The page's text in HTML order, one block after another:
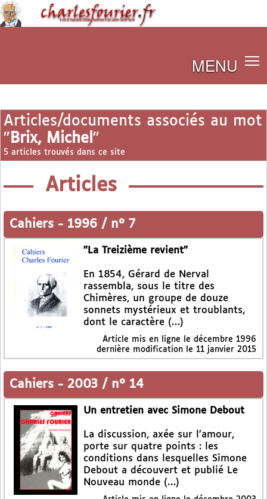
MENU
Articles/documents associés au mot
" Brix, Michel "
5 articles trouvés dans ce site
Articles
Cahiers - 1996 / n° 7
"La Treizième revient"
En 1854, Gérard de Nerval
rassembla, sous le titre des
Chimères, un groupe de douze
sonnets mystérieux et troublants,
dont le caractère (…)
Article mis en ligne le décembre 1996
dernière modification le 11 janvier 2015
Cahiers - 2003 / n° 14
Un entretien avec Simone Debout
La discussion, axée sur l’amour,
porte sur quatre points : les
conditions dans lesquelles Simone
Debout a découvert et publié Le
Nouveau monde (…)